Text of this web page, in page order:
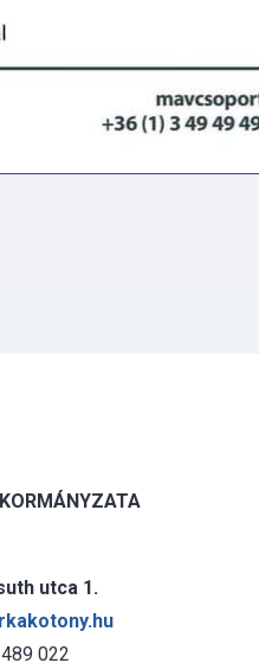
utca 1.
022